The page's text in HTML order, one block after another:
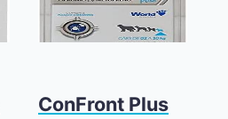
ConFront Plus